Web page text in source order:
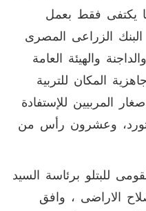
يكتفى فقط بعمل
الزراعى المصرى
والهيئة العامة
المكان للتربية
المربيين للإستفادة
وعشرون رأس من
للبتلو برئاسة السيد
الاراضى ، وافق